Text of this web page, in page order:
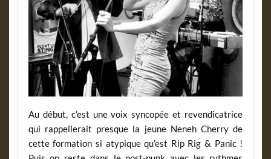
Au début, c’est une voix syncopée et revendicatrice
qui rappellerait presque la jeune Neneh Cherry de
cette formation si atypique qu’est Rip Rig & Panic !